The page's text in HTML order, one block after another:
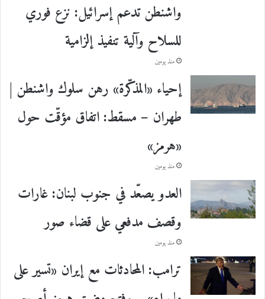
واشنطن تدعم إسرائيل: نزع فوري
للسلاح وآلية تنفيذ إلزامية
منذ يومين
إحياء «المذكّرة» رهن سلوك واشنطن |
طهران – مسقط: اتفاق مؤقّت حول
«هرمز»
منذ يومين
العدو يصعّد في جنوب لبنان: غارات
وقصف مدفعي على قضاء صور
منذ يومين
ترامب: المحادثات مع إيران «تسير على